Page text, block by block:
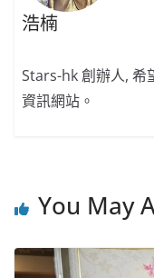
浩楠
Stars-hk 創辦人, 希
資訊網站。
You May